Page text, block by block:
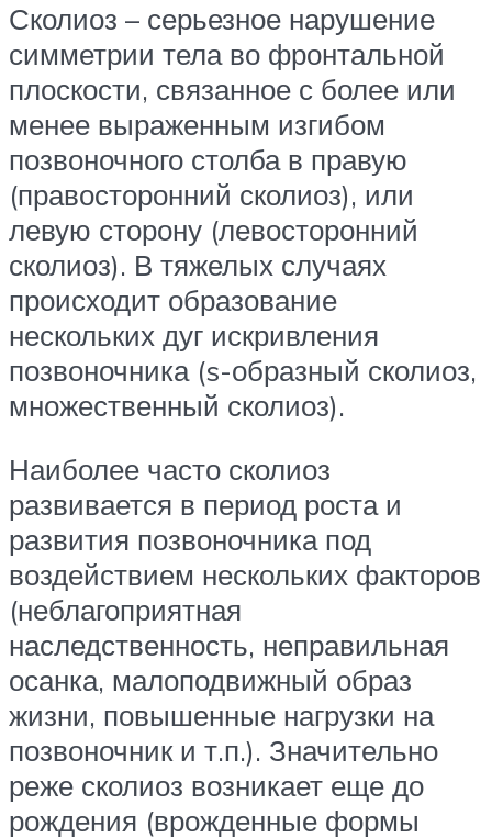
Сколиоз – серьезное нарушение
симметрии тела во фронтальной
плоскости, связанное с более или
менее выраженным изгибом
позвоночного столба в правую
(правосторонний сколиоз), или
левую сторону (левосторонний
сколиоз). В тяжелых случаях
происходит образование
нескольких дуг искривления
позвоночника (s-образный сколиоз,
множественный сколиоз).
Наиболее часто сколиоз
развивается в период роста и
развития позвоночника под
воздействием нескольких факторов
(неблагоприятная
наследственность, неправильная
осанка, малоподвижный образ
жизни, повышенные нагрузки на
позвоночник и т.п.). Значительно
реже сколиоз возникает еще до
рождения (врожденные формы